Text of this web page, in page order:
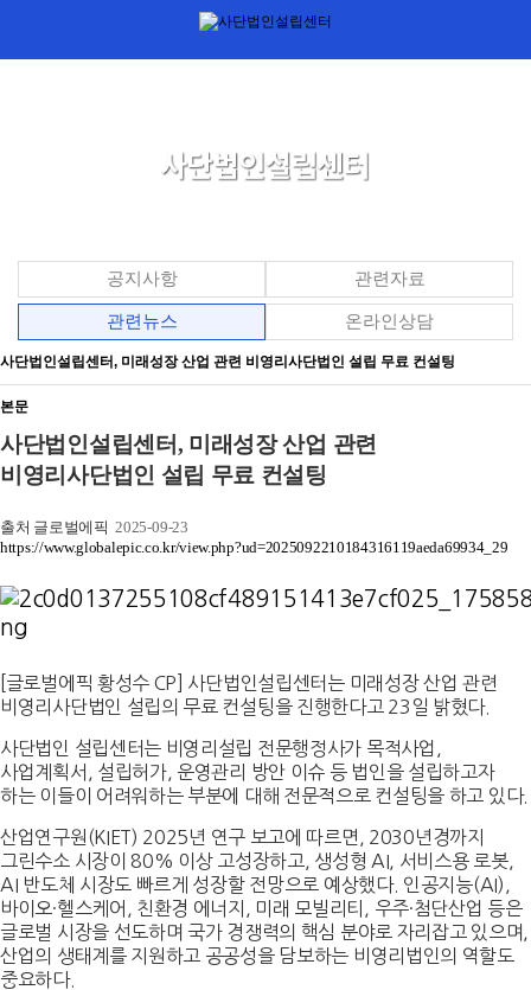
공지사항 관련자료
관련뉴스 온라인상담
사단법인설립센터, 미래성장 산업 관련 비영리사단법인 설립 무료 컨설팅
본문
사단법인설립센터, 미래성장 산업 관련
비영리사단법인 설립 무료 컨설팅
출처 글로벌에픽 2025-09-23
https://www.globalepic.co.kr/view.php?ud=2025092210184316119aeda69934_29
[글로벌에픽 황성수 CP] 사단법인설립센터는 미래성장 산업 관련
비영리사단법인 설립의 무료 컨설팅을 진행한다고 23일 밝혔다.
사단법인 설립센터는 비영리설립 전문행정사가 목적사업,
사업계획서, 설립허가, 운영관리 방안 이슈 등 법인을 설립하고자
하는 이들이 어려워하는 부분에 대해 전문적으로 컨설팅을 하고 있다.
산업연구원(KIET) 2025년 연구 보고에 따르면, 2030년경까지
그린수소 시장이 80% 이상 고성장하고, 생성형 AI, 서비스용 로봇,
AI 반도체 시장도 빠르게 성장할 전망으로 예상했다. 인공지능(AI),
바이오·헬스케어, 친환경 에너지, 미래 모빌리티, 우주·첨단산업 등은
글로벌 시장을 선도하며 국가 경쟁력의 핵심 분야로 자리잡고 있으며,
산업의 생태계를 지원하고 공공성을 담보하는 비영리법인의 역할도
중요하다.